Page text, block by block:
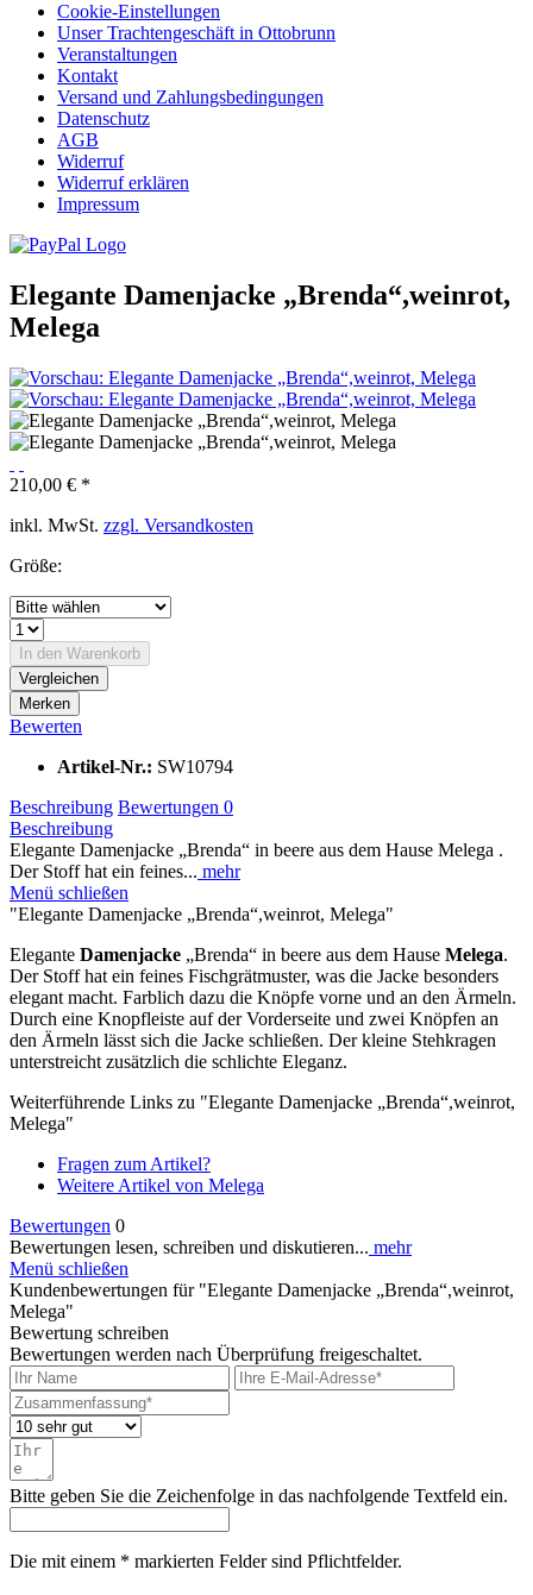
Cookie-Einstellungen
Unser Trachtengeschäft in Ottobrunn
Veranstaltungen
Kontakt
Versand und Zahlungsbedingungen
Datenschutz
AGB
Widerruf
Widerruf erklären
Impressum
Elegante Damenjacke „Brenda“,weinrot,
Melega
210,00 € *
inkl. MwSt. zzgl. Versandkosten
Größe:
In den Warenkorb
Vergleichen
Merken
Bewerten
Artikel-Nr.: SW10794
Beschreibung Bewertungen 0
Beschreibung
Elegante Damenjacke „Brenda“ in beere aus dem Hause Melega .
Der Stoff hat ein feines... mehr
Menü schließen
"Elegante Damenjacke „Brenda“,weinrot, Melega"
Elegante Damenjacke „Brenda“ in beere aus dem Hause Melega.
Der Stoff hat ein feines Fischgrätmuster, was die Jacke besonders
elegant macht. Farblich dazu die Knöpfe vorne und an den Ärmeln.
Durch eine Knopfleiste auf der Vorderseite und zwei Knöpfen an
den Ärmeln lässt sich die Jacke schließen. Der kleine Stehkragen
unterstreicht zusätzlich die schlichte Eleganz.
Weiterführende Links zu "Elegante Damenjacke „Brenda“,weinrot,
Melega"
Fragen zum Artikel?
Weitere Artikel von Melega
Bewertungen 0
Bewertungen lesen, schreiben und diskutieren... mehr
Menü schließen
Kundenbewertungen für "Elegante Damenjacke „Brenda“,weinrot,
Melega"
Bewertung schreiben
Bewertungen werden nach Überprüfung freigeschaltet.
Bitte geben Sie die Zeichenfolge in das nachfolgende Textfeld ein.
Die mit einem * markierten Felder sind Pflichtfelder.